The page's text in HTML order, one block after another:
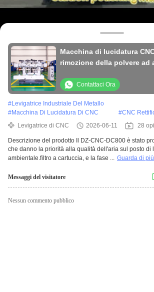
Macchina di lucidatura
rimozione della polvere ad
Contattaci Ora
#Levigatrice Industriale Del Metallo
#Macchina Di Lucidatura Di CNC #CNC
Levigatrice di CNC
2026-06-11 28
Descrizione del prodotto Il DZ-CNC-DC800 è stato
che danno la priorità alla qualità dell'aria sul posto di
ambientale.filtro a cartuccia, e la fase ... Guarda di più
Messaggi del visitatore
Nessun commento pubblico